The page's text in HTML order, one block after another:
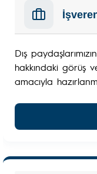
Dış
hakkındaki görüş
amacıyla